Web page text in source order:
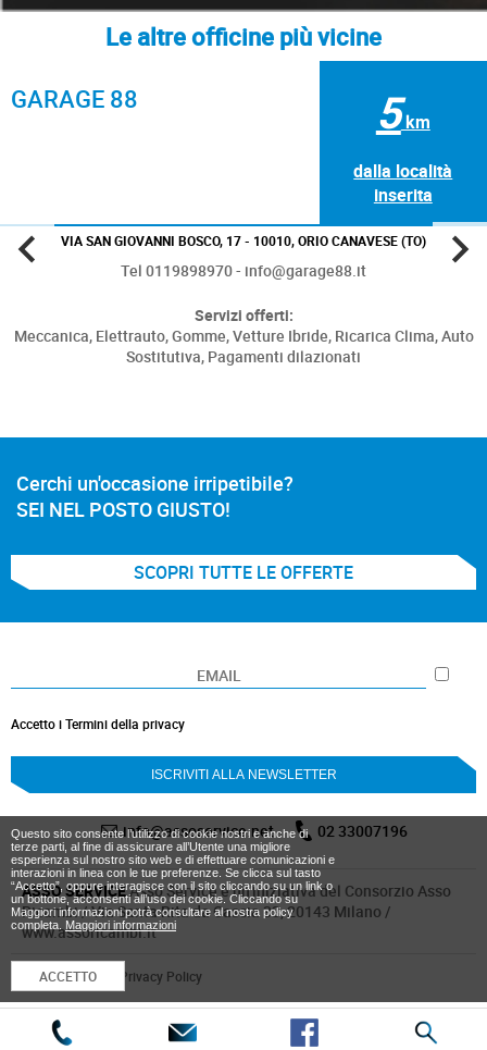
Questo sito consente l’utilizzo di cookie nostri e anche di
terze parti, al fine di assicurare all’Utente una migliore
esperienza sul nostro sito web e di effettuare comunicazioni e
interazioni in linea con le tue preferenze. Se clicca sul tasto
“Accetto”, oppure interagisce con il sito cliccando su un link o
un bottone, acconsenti all’uso dei cookie. Cliccando su
Maggiori informazioni potrà consultare al nostra policy
completa. Maggiori informazioni
ACCETTO
Le altre officine più vicine
GARAGE 88
5km
dalla località
inserita
VIA SAN GIOVANNI BOSCO, 17 - 10010, ORIO CANAVESE (TO)
Tel 0119898970 - info@garage88.it
Servizi offerti:
Meccanica, Elettrauto,Gomme,Vetture Ibride, Ricarica Clima,Auto
Sostitutiva, Pagamenti dilazionati
Cerchi un'occasione irripetibile?
SEI NEL POSTO GIUSTO!
SCOPRI TUTTE LE OFFERTE
Accetto i Termini della privacy
info@assoservice.net 02 33007196
ASSO SERVICEAsso Service è un’iniziativa del Consorzio Asso
Ricambi / Via Santa Rita da Cascia 33, 20143 Milano /
www.assoricambi.it
Cookies Policy Privacy Policy